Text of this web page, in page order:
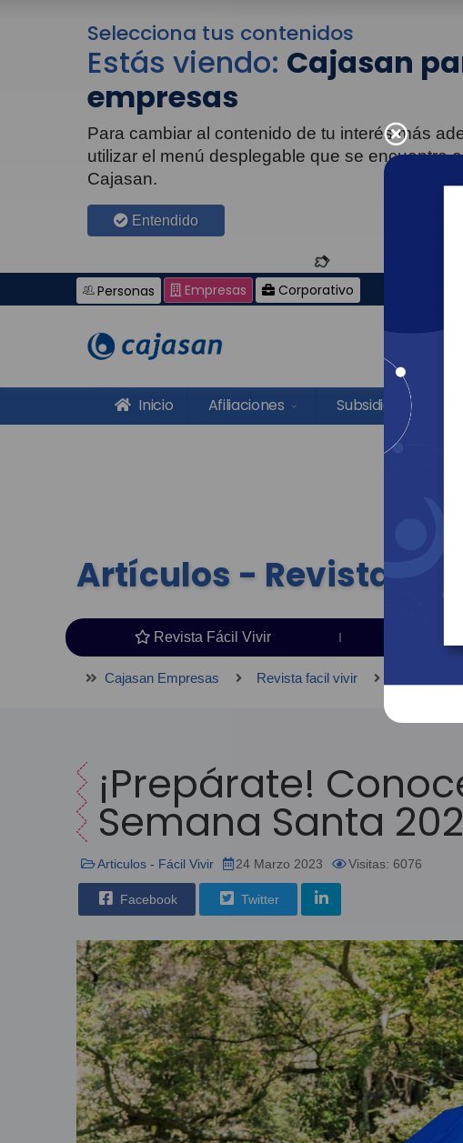
Selecciona tus contenidos
Estás viendo: Cajasan
empresas
Para cambiar al contenido de tu interés más
utilizar el menú desplegable que se encuentra
Cajasan.
Entendido
Personas Empresas Corporativo
Inicio Afiliaciones Subsidios
Artículos - Revista
Revista Fácil Vivir
Cajasan Empresas Revista facil vivir
¡Prepárate!
Semana Santa
Articulos - Fácil Vivir 24 Marzo 2023 Visitas: 6076
Facebook Twitter